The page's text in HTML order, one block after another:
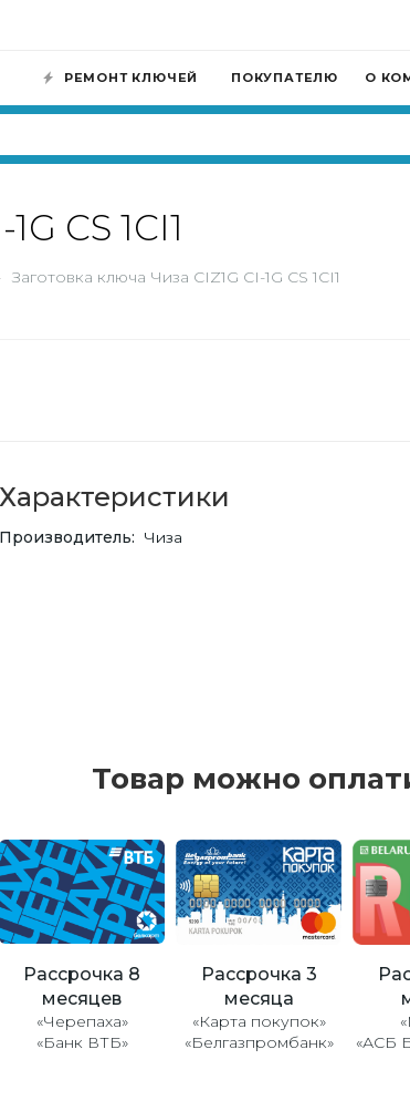
РЕМОНТ КЛЮЧЕЙ ПОКУПАТЕЛЮ О
CS 1CI1
Заготовка ключа Чиза CIZ1G CI-1G CS 1CI1
Характеристики
Производитель Чиза
Товар можно
Рассрочка 8
месяцев
«Черепаха»
«Банк ВТБ»
Рассрочка 3
месяца
«Карта покупок»
«Белгазпромбанк»
«АСБ